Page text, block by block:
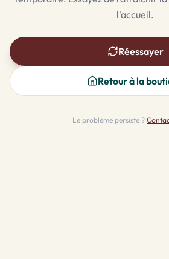
l'accueil.
Réessayer
Retour à la
Le problème persiste ?